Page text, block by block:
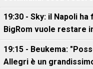
19:30 - Sky: il Napoli
BigRom vuole restare
19:15 - Beukema:
Allegri è un